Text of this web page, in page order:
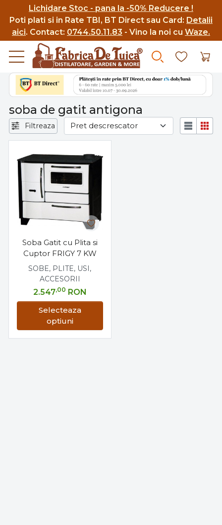
Lichidare Stoc - pana la -50% Reducere !
Poti plati si in Rate TBI, BT Direct sau Card: Detalii
aici. Contact: 0744.50.11.83 - Vino la noi cu Waze.
soba de gatit antigona
Filtreaza
Soba Gatit cu Plita si
Cuptor FRIGY 7 KW
SOBE, PLITE, USI,
ACCESORII
2.547,00 RON
Selecteaza
optiuni